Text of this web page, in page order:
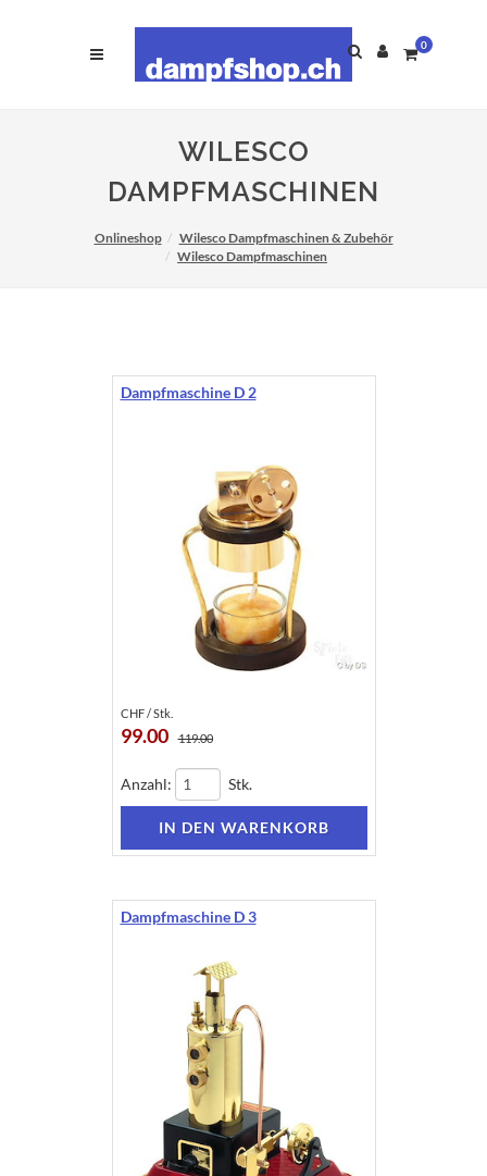
0
WILESCO
DAMPFMASCHINEN
Onlineshop
Wilesco Dampfmaschinen & Zubehör
Wilesco Dampfmaschinen
Dampfmaschine D 2
CHF / Stk.
99.00 119.00
Anzahl: Stk.
Dampfmaschine D 3